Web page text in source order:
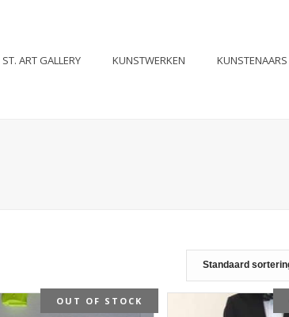
ST. ART GALLERY KUNSTWERKEN KUNSTENAARS
OUT OF STOCK